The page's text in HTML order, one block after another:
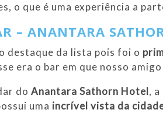
o que é uma experiência a
– ANANTARA
destaque da lista pois foi o
era o bar em que nosso
do Anantara Sathorn Hotel,
uma incrível vista da